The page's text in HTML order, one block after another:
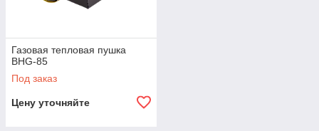
Газовая тепловая пушка
BHG-85
Под заказ
Цену уточняйте